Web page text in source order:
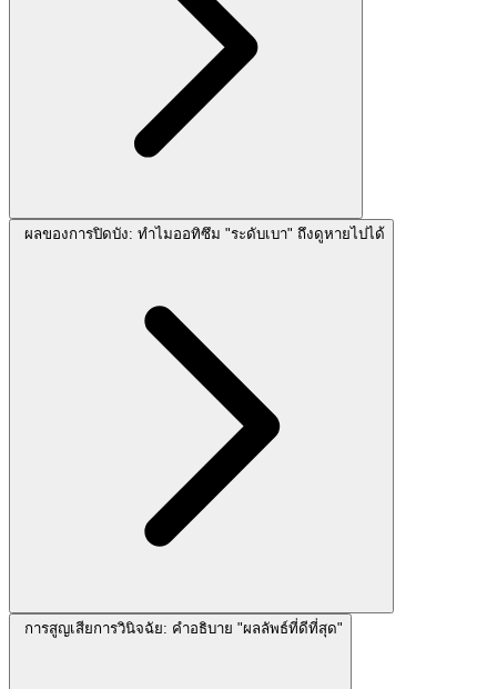
ผลของการปิดบัง: ทำไมออทิซึม "ระดับเบา" ถึงดูหายไปได้
การสูญเสียการวินิจฉัย: คำอธิบาย "ผลลัพธ์ที่ดีที่สุด"